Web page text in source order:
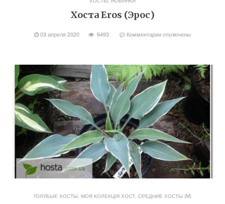
Хоста Eros (Эрос)
03 апреля 2020 6493 Комментарииотключены
ГОЛУБЫЕ ХОСТЫ, МОЯ КОЛЕКЦІЯ ХОСТ, СРЕДНИЕ ХОСТЫ (M)